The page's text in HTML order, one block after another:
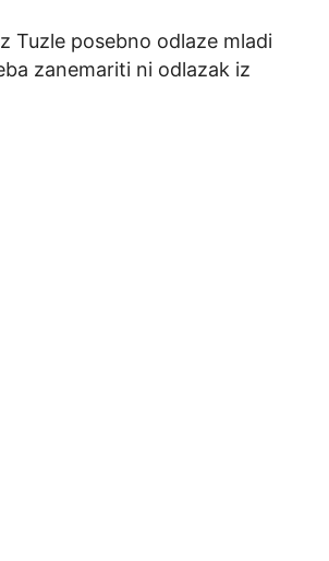
Tuzle posebno odlaze mladi
zanemariti ni odlazak iz